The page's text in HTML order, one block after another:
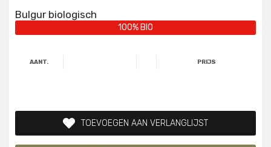
Bulgur biologisch
100% BIO
AANT. PRIJS
TOEVOEGEN AAN VERLANGLIJST